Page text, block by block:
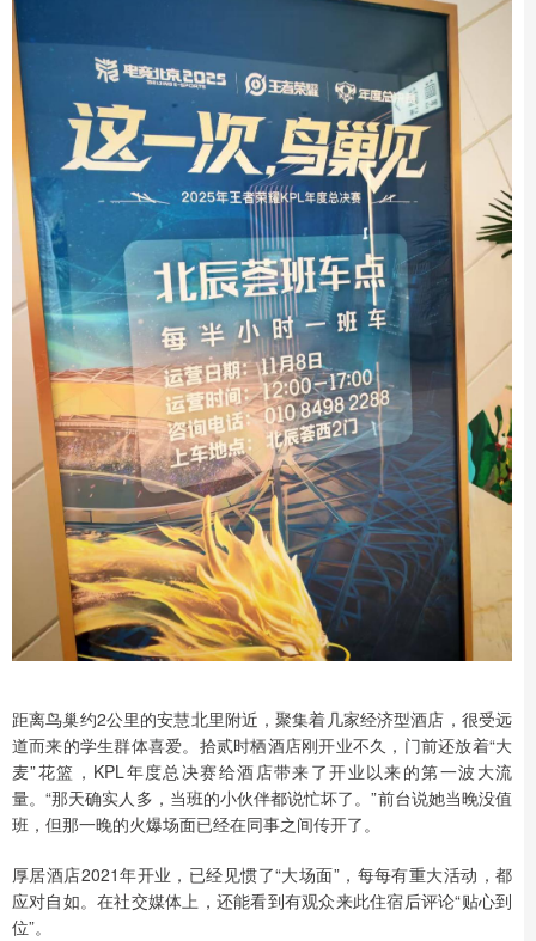
距离鸟巢约2公里的安慧北里附近，聚集着几家经济型酒店，很受远
道而来的学生群体喜爱。拾贰时栖酒店刚开业不久，门前还放着“大
麦”花篮，KPL年度总决赛给酒店带来了开业以来的第一波大流
量。“那天确实人多，当班的小伙伴都说忙坏了。”前台说她当晚没值
班，但那一晚的火爆场面已经在同事之间传开了。
厚居酒店2021年开业，已经见惯了“大场面”，每每有重大活动，都
应对自如。在社交媒体上，还能看到有观众来此住宿后评论“贴心到
位”。